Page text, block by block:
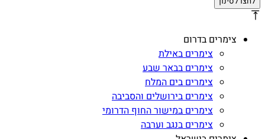
צימרים בדרום
צימרים באילת
צימרים בבאר שבע
צימרים בים המלח
צימרים בירושלים והסביבה
צימרים במישור החוף הדרומי
צימרים בנגב וערבה